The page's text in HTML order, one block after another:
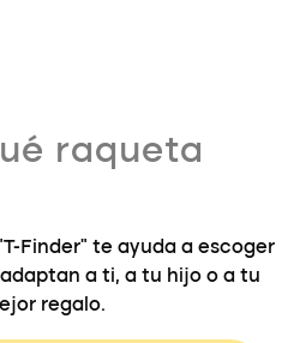
raqueta
Finder" te ayuda a escoger
a ti, a tu hijo o a tu
regalo.